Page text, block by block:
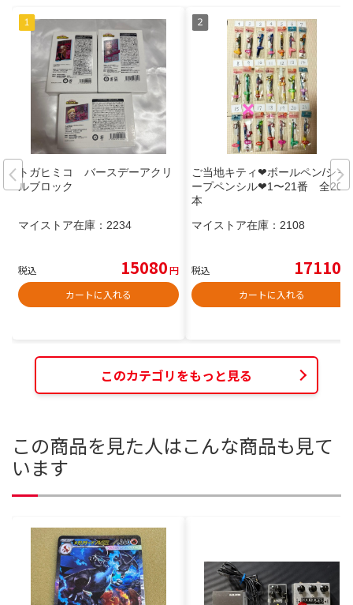
トガヒミコ バースデーアクリ
ルブロック
マイストア在庫： 2234
税込 15080円
カートに入れる
ご当地キティ❤︎ボールペン/シャ
ープペンシル❤︎1〜21番 全20
本
マイストア在庫： 2108
税込 17110
カートに入れる
このカテゴリをもっと見る
この商品を見た人はこんな商品も見て
います